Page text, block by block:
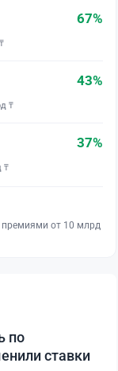
67%
43%
₸
37%
₸
премиями от 10 млрд
по
ставки